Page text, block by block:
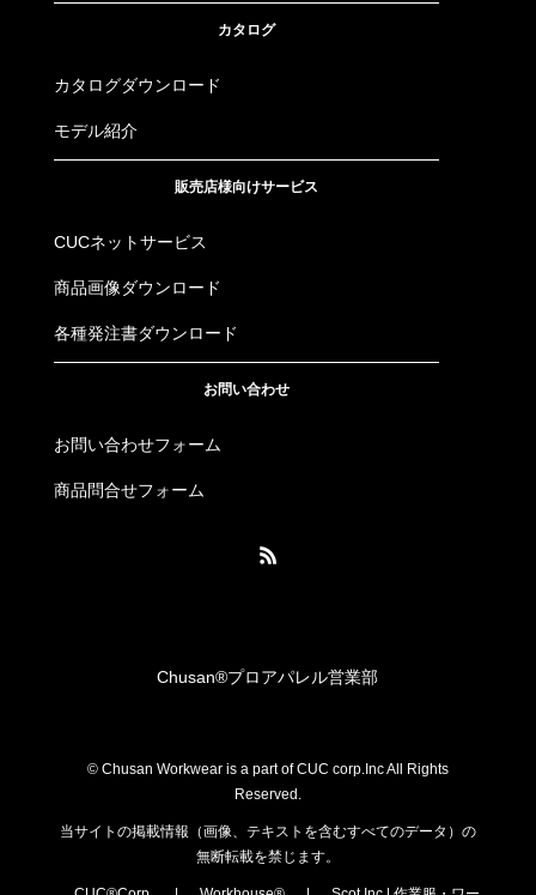
カタログ
カタログダウンロード
モデル紹介
販売店様向けサービス
CUCネットサービス
商品画像ダウンロード
各種発注書ダウンロード
お問い合わせ
お問い合わせフォーム
商品問合せフォーム
Chusan®︎プロアパレル営業部
© Chusan Workwear is a part of CUC corp.Inc All Rights
Reserved.
当サイトの掲載情報（画像、テキストを含むすべてのデータ）の
無断転載を禁じます。